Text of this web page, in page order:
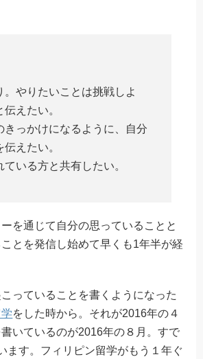
。やりたいことは挑戦しよ
えたい。
きっかけになるように、自分
えたい。
ている方と共有したい。
を通じて自分の思っていることと
とを発信し始めて早くも1年半が経
っていることを書くようになった
をした時から。それが2016年の４
いているのが2016年の８月。すで
ます。フィリピン留学がもう１年ぐ